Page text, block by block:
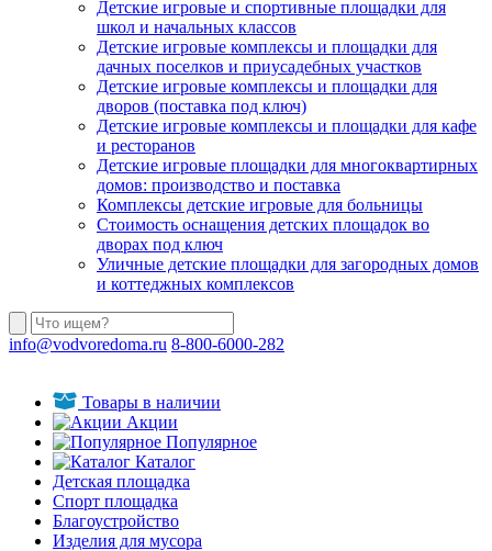
Детские игровые и спортивные площадки для
школ и начальных классов
Детские игровые комплексы и площадки для
дачных поселков и приусадебных участков
Детские игровые комплексы и площадки для
дворов (поставка под ключ)
Детские игровые комплексы и площадки для кафе
и ресторанов
Детские игровые площадки для многоквартирных
домов: производство и поставка
Комплексы детские игровые для больницы
Стоимость оснащения детских площадок во
дворах под ключ
Уличные детские площадки для загородных домов
и коттеджных комплексов
info@vodvoredoma.ru 8-800-6000-282
Товары в наличии
Акции
Популярное
Каталог
Детская площадка
Спорт площадка
Благоустройство
Изделия для мусора